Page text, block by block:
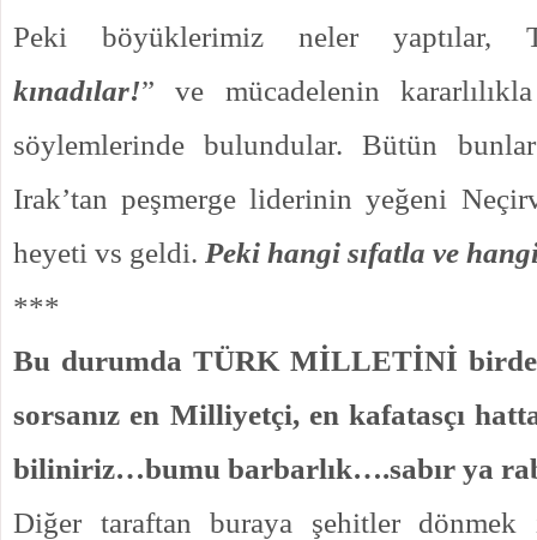
Peki böyüklerimiz neler yaptılar,
kınadılar!” ve mücadelenin
söylemlerinde bulundular. Bütün
Irak’tan peşmerge liderinin yeğeni
heyeti vs geldi. Peki hangi sıfatla ve
***
Bu durumda TÜRK MİLLETİNİ birde
sorsanız en Milliyetçi, en kafatasçı
biliniriz…bumu barbarlık….sabır ya
Diğer taraftan buraya şehitler dönmek